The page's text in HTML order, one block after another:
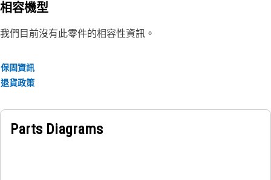
相容機型
我們目前沒有此零件的相容性資訊。
保固資訊
退貨政策
Parts Diagrams